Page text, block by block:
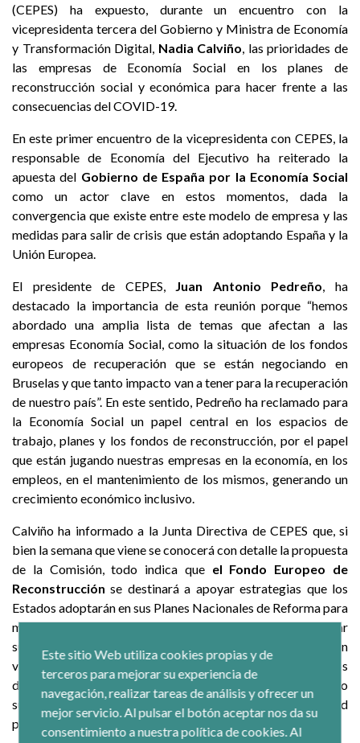
(CEPES) ha expuesto, durante un encuentro con la
vicepresidenta tercera del Gobierno y Ministra de Economía
y Transformación Digital, Nadia Calviño , las prioridades de
las empresas de Economía Social en los planes de
reconstrucción social y económica para hacer frente a las
consecuencias del COVID-19.
En este primer encuentro de la vicepresidenta con CEPES, la
responsable de Economía del Ejecutivo ha reiterado la
apuesta del Gobierno de España por la Economía Social
como un actor clave en estos momentos, dada la
convergencia que existe entre este modelo de empresa y las
medidas para salir de crisis que están adoptando España y la
Unión Europea.
El presidente de CEPES, Juan Antonio Pedreño , ha
destacado la importancia de esta reunión porque “hemos
abordado una amplia lista de temas que afectan a las
empresas Economía Social, como la situación de los fondos
europeos de recuperación que se están negociando en
Bruselas y que tanto impacto van a tener para la recuperación
de nuestro país”. En este sentido, Pedreño ha reclamado para
la Economía Social un papel central en los espacios de
trabajo, planes y los fondos de reconstrucción, por el papel
que están jugando nuestras empresas en la economía, en los
empleos, en el mantenimiento de los mismos, generando un
crecimiento económico inclusivo.
Calviño ha informado a la Junta Directiva de CEPES que, si
bien la semana que viene se conocerá con detalle la propuesta
de la Comisión, todo indica que el Fondo Europeo de
Reconstrucciónse destinará a apoyar estrategias que los
Estados adoptarán en sus Planes Nacionales de Reforma para
modernizar sus economías, acelerar la digitalización, reforzar
sus sistemas sociales y acompañar los procesos de transición
verde. Estos Planes Nacionales deben presentarlos los
diferentes estados a Bruselas para coordinar a nivel europeo
sus estrategias económicas, sociales y de estabilidad
presupuestaria.
Este sitio Web utiliza cookies propias y de
terceros para mejorar su experiencia de
navegación, realizar tareas de análisis y ofrecer un
mejor servicio. Al pulsar el botón aceptar nos da su
consentimiento a nuestra política de cookies. Al